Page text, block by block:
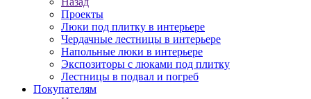
Проекты
Люки под плитку в интерьере
Чердачные лестницы в интерьере
Напольные люки в интерьере
Экспозиторы с люками под плитку
Лестницы в подвал и погреб
Покупателям